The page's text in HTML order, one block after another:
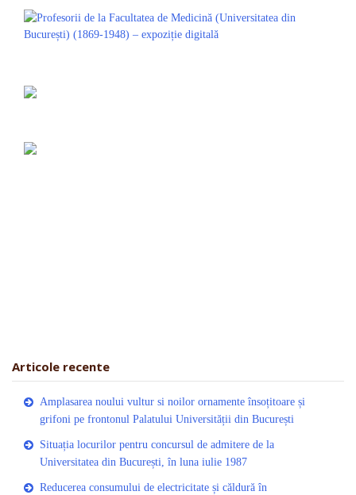
Articole recente
Amplasarea noului vultur si noilor ornamente însoțitoare și
grifoni pe frontonul Palatului Universității din București
Situația locurilor pentru concursul de admitere de la
Universitatea din București, în luna iulie 1987
Reducerea consumului de electricitate și căldură în